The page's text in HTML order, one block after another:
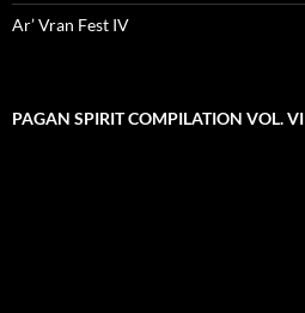
Ar’ Vran Fest IV
PAGAN SPIRIT COMPILATION VOL. VI